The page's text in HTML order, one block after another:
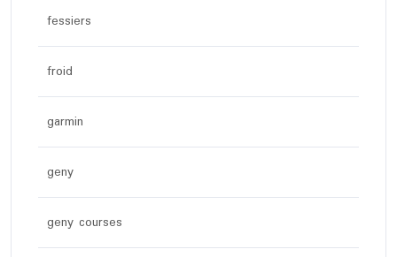
fessiers
froid
garmin
geny
geny courses